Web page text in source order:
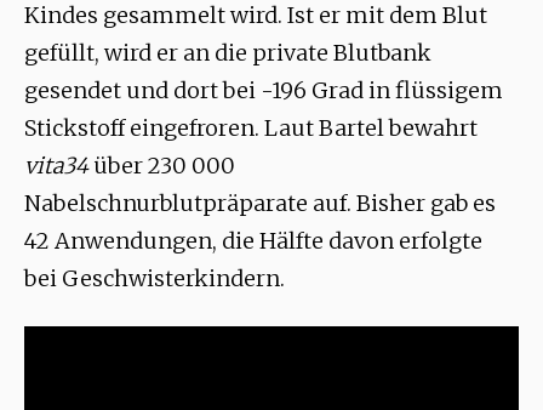
Kindes gesammelt wird. Ist er mit dem Blut
gefüllt, wird er an die private Blutbank
gesendet und dort bei -196 Grad in flüssigem
Stickstoff eingefroren. Laut Bartel bewahrt
vita34über 230 000
Nabelschnurblutpräparate auf. Bisher gab es
42 Anwendungen, die Hälfte davon erfolgte
bei Geschwisterkindern.